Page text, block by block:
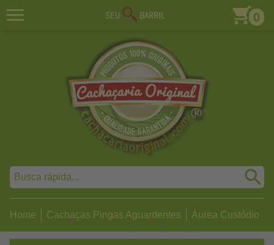
0
Home Cachaças Pingas Aguardentes Áurea Custódio